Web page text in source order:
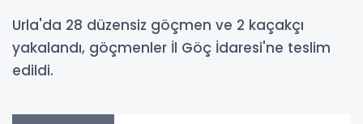
Urla'da 28 düzensiz göçmen ve 2 kaçakçı
yakalandı, göçmenler İl Göç İdaresi'ne teslim
edildi.